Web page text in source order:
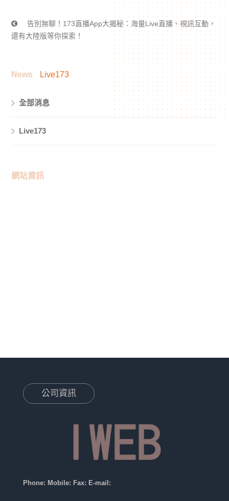
告別無聊！173直播App大揭秘：海量Live直播、視訊互動，
還有大陸版等你探索！
News Live173
全部消息
Live173
網站資訊
公司資訊
Phone: Mobile: Fax: E-mail: